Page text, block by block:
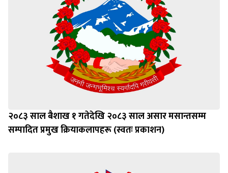
२०८३ साल बैशाख १ गतेदेखि २०८३ साल असार मसान्तसम्म
सम्पादित प्रमुख क्रियाकलापहरू (स्वतः प्रकाशन)